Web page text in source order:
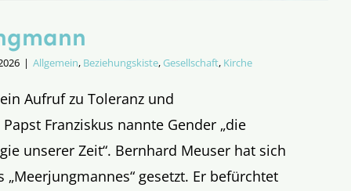
| Allgemein, Beziehungskiste,Gesellschaft, Kirche
Aufruf zu Toleranz und
Franziskus nannte Gender „die
unserer Zeit“. Bernhard Meuser hat sich
„Meerjungmannes“ gesetzt. Er befürchtet